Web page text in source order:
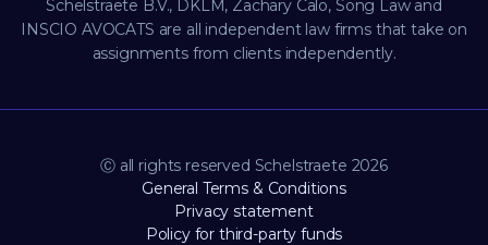
Schelstraete B.V., DKLM, Zachary Calo, Song Law and
INSCIO AVOCATS are all independent law firms that take on
assignments from clients independently.
Ⓒ all rights reserved Schelstraete 2026
General Terms & Conditions
Privacy statement
Policy for third-party funds